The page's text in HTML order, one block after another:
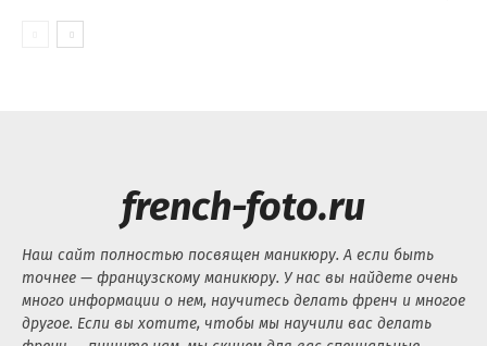
french-foto.ru
Наш сайт полностью посвящен маникюру. А если быть
точнее — французскому маникюру. У нас вы найдете очень
много информации о нем, научитесь делать френч и многое
другое. Если вы хотите, чтобы мы научили вас делать